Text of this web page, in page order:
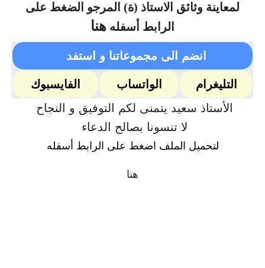
لمعاينة وثائق الاستاذ (ة) المرجو الضغط على
الرابط أسفله هنا
انضم الى مجموعاتنا و استفد
التليغرام الواتساب
الفايسبوك
الأستاذ سعيد يتمنى لكم التوفيق و النجاح
لا تنسونا بصالح الدعاء
لتحميل الملف اضغط على الرابط أسفله
هنا